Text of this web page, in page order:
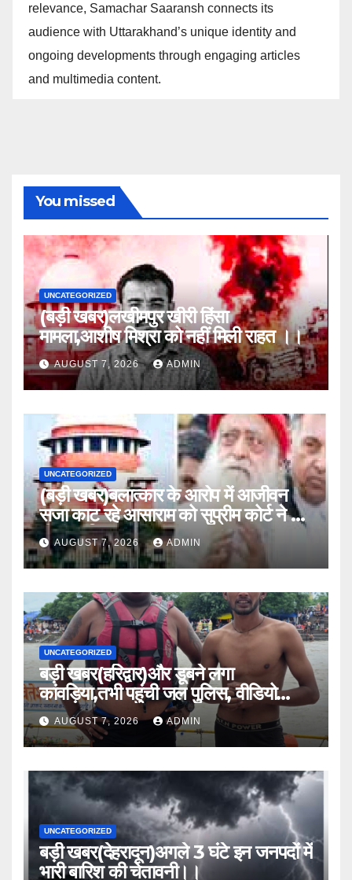
relevance, Samachar Saaransh connects its
audience with Uttarakhand’s unique identity and
ongoing developments through engaging articles
and multimedia content.
You missed
UNCATEGORIZED
(बड़ी खबर)लखीमपुर खीरी हिंसा
मामला,आशीष मिश्रा को नहीं मिली राहत ।।
AUGUST 7, 2026 ADMIN
UNCATEGORIZED
(बड़ी खबर)बलात्कार के आरोप में आजीवन
सजा काट रहे आसाराम को सुप्रीम कोर्ट ने यह
दी अनुमति।।
AUGUST 7, 2026 ADMIN
UNCATEGORIZED
बड़ी खबर(हरिद्वार)और डूबने लगा
कांवड़िया,तभी पहुंची जल पुलिस, वीडियो
वायरल।।
AUGUST 7, 2026 ADMIN
UNCATEGORIZED
बड़ी खबर(देहरादून)अगले 3 घंटे इन जनपदों में
भारी बारिश की चेतावनी।।